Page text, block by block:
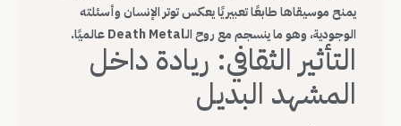
يمنح موسيقاها طابعًا تعبيريًا يعكس توتر الإنسان وأسئلته
الوجودية، وهو ما ينسجم مع روح الـDeath Metal عالميًا.
التأثير الثقافي: ريادة داخل
المشهد البديل